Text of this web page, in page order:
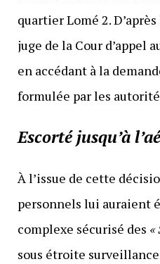
quartier Lomé 2.
juge de la Cour d’appel
en accédant à la
formulée par les
Escorté jusqu’à
À l’issue de cette
personnels lui auraient
complexe sécurisé des «
sous étroite